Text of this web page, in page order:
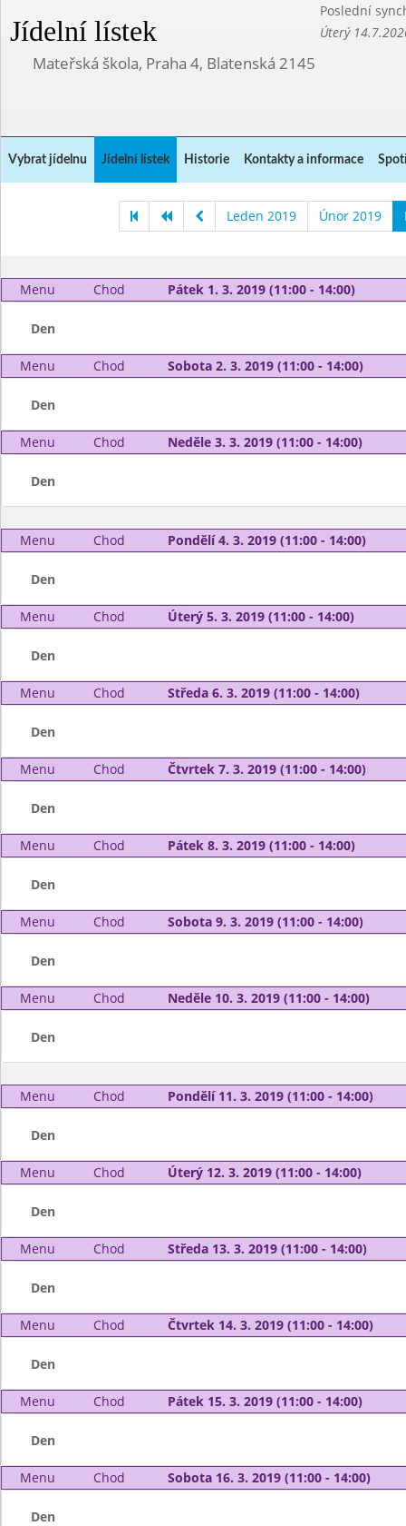
Jídelní lístek
Poslední
Úterý
Mateřská škola, Praha 4, Blatenská 2145
Vybrat jídelnu Jídelní lístek Historie Kontakty a informace
Leden 2019 Únor 2019
Menu Chod Pátek 1. 3. 2019 (11:00 - 14:00)
Den
Menu Chod Sobota 2. 3. 2019 (11:00 - 14:00)
Den
Menu Chod Neděle 3. 3. 2019 (11:00 - 14:00)
Den
Menu Chod Pondělí 4. 3. 2019 (11:00 - 14:00)
Den
Menu Chod Úterý 5. 3. 2019 (11:00 - 14:00)
Den
Menu Chod Středa 6. 3. 2019 (11:00 - 14:00)
Den
Menu Chod Čtvrtek 7. 3. 2019 (11:00 - 14:00)
Den
Menu Chod Pátek 8. 3. 2019 (11:00 - 14:00)
Den
Menu Chod Sobota 9. 3. 2019 (11:00 - 14:00)
Den
Menu Chod Neděle 10. 3. 2019 (11:00 - 14:00)
Den
Menu Chod Pondělí 11. 3. 2019 (11:00 - 14:00)
Den
Menu Chod Úterý 12. 3. 2019 (11:00 - 14:00)
Den
Menu Chod Středa 13. 3. 2019 (11:00 - 14:00)
Den
Menu Chod Čtvrtek 14. 3. 2019 (11:00 - 14:00)
Den
Menu Chod Pátek 15. 3. 2019 (11:00 - 14:00)
Den
Menu Chod Sobota 16. 3. 2019 (11:00 - 14:00)
Den